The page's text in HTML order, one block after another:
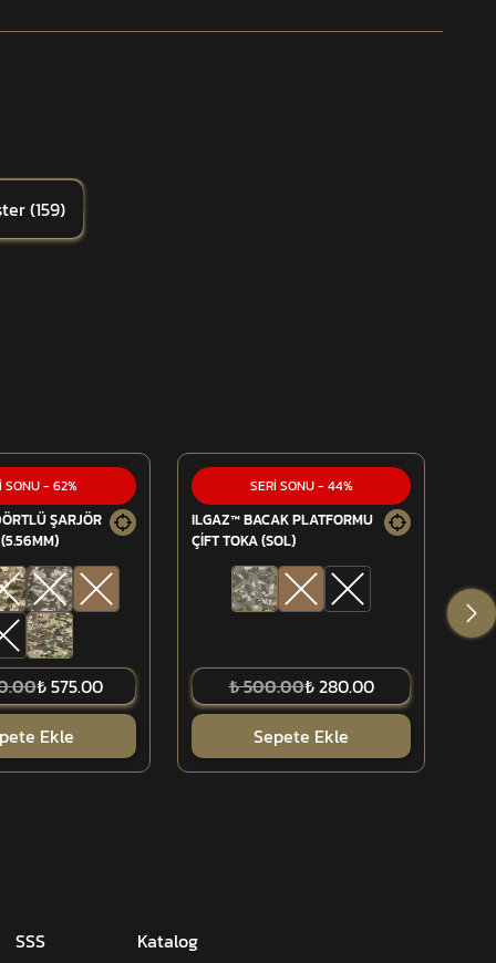
(159)
SONU- 62%
ŞARJÖR
₺ 575.00
Ekle
SERİ SONU- 44%
ILGAZ™ BACAK PLATFORMU
ÇİFT TOKA (SOL)
₺ 500.00₺ 280.00
Sepete Ekle
SSS Katalog